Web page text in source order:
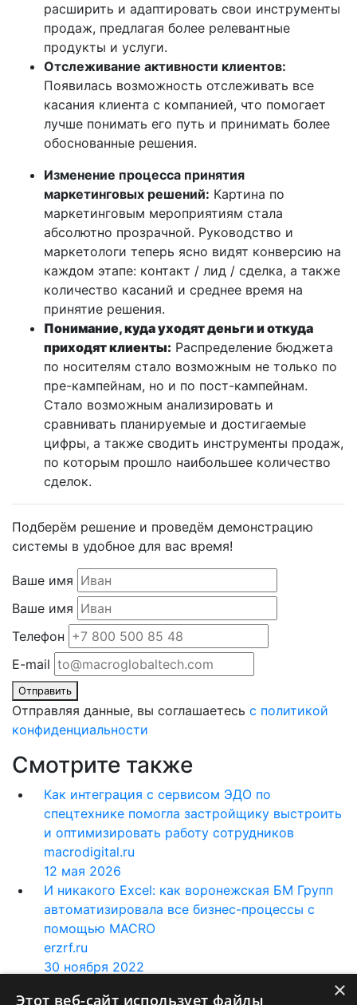
расширить и адаптировать свои инструменты
продаж, предлагая более релевантные
продукты и услуги.
Отслеживание активности клиентов:
Появилась возможность отслеживать все
касания клиента с компанией, что помогает
лучше понимать его путь и принимать более
обоснованные решения.
Изменение процесса принятия
маркетинговых решений: Картина по
маркетинговым мероприятиям стала
абсолютно прозрачной. Руководство и
маркетологи теперь ясно видят конверсию на
каждом этапе: контакт / лид / сделка, а также
количество касаний и среднее время на
принятие решения.
Понимание, куда уходят деньги и откуда
приходят клиенты: Распределение бюджета
по носителям стало возможным не только по
пре-кампейнам, но и по пост-кампейнам.
Стало возможным анализировать и
сравнивать планируемые и достигаемые
цифры, а также сводить инструменты продаж,
по которым прошло наибольшее количество
сделок.
Подберём решение и проведём демонстрацию
системы в удобное для вас время!
Ваше имя
Ваше имя
Телефон
E-mail
Отправить
Отправляя данные, вы соглашаетесь c политикой
конфиденциальности
Смотрите также
Как интеграция с сервисом ЭДО по
спецтехнике помогла застройщику выстроить
и оптимизировать работу сотрудников
macrodigital.ru
12 мая 2026
И никакого Excel: как воронежская БМ Групп
автоматизировала все бизнес-процессы с
помощью MACRO
erzrf.ru
30 ноября 2022
×
Этот веб-сайт использует файлы